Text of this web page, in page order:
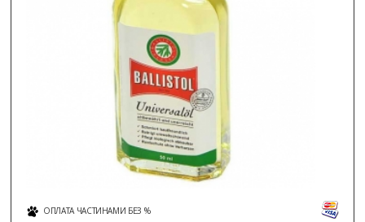
ОПЛАТА ЧАСТИНАМИ БЕЗ %